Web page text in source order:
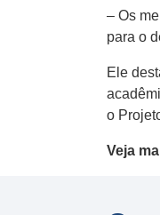
– Os
para o
Ele
o
Veja